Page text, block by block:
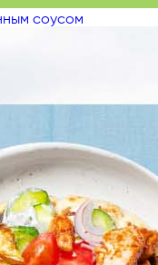
соусом